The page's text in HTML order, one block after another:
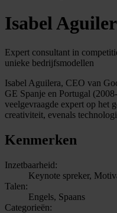
Isabel
Expert consultant in
unieke bedrijfsmodellen
Isabel Aguilera, CEO van
GE Spanje en Portugal
veelgevraagde expert op het
creativiteit, evenals
Kenmerken
Inzetbaarheid:
Keynote spreker,
Talen:
Engels, Spaans
Categorieën: